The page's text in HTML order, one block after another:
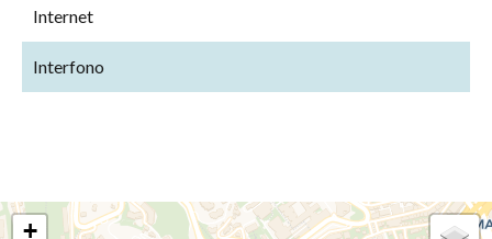
Internet
Interfono
+